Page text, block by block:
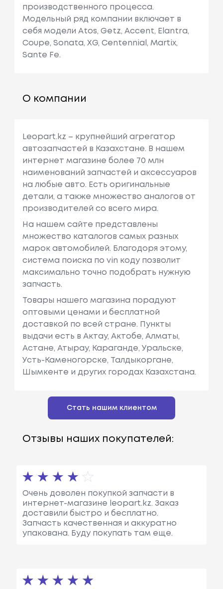
производственного процесса.
Модельный ряд компании включает в
себя модели Atos, Getz, Accent, Elantra,
Coupe, Sonata, XG, Centennial, Martix,
Sante Fe.
О компании
Leopart.kz – крупнейший агрегатор
автозапчастей в Казахстане. В нашем
интернет магазине более 70 млн
наименований запчастей и аксессуаров
на любые авто. Есть оригинальные
детали, а также множество аналогов от
производителей со всего мира.
На нашем сайте представлены
множество каталогов самых разных
марок автомобилей. Благодоря этому,
система поиска по vin коду позволит
максимально точно подобрать нужную
запчасть.
Товары нашего магазина порадуют
оптовыми ценами и бесплатной
доставкой по всей стране. Пункты
выдачи есть в Актау, Актобе, Алматы,
Астане, Атырау, Караганде, Уральске,
Усть-Каменогорске, Талдыкоргане,
Шымкенте и других городах Казахстана.
Стать нашим клиентом
Отзывы наших покупателей:
Очень доволен покупкой запчасти в
интернет-магазине leopart.kz. Заказ
доставили быстро и бесплатно.
Запчасть качественная и аккуратно
упакована. Буду покупать там еще.